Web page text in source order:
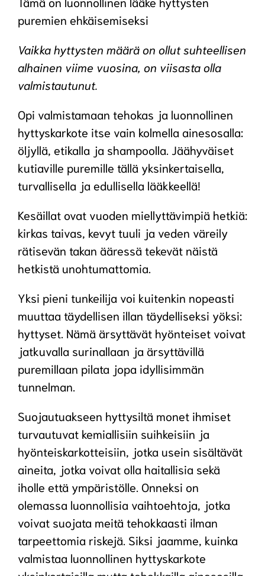
puremien ehkäisemiseksi
Vaikka hyttysten määrä on ollut suhteellisen
alhainen viime vuosina, on viisasta olla
valmistautunut.
Opi valmistamaan tehokas ja luonnollinen
hyttyskarkote itse vain kolmella ainesosalla:
öljyllä, etikalla ja shampoolla. Jäähyväiset
kutiaville puremille tällä yksinkertaisella,
turvallisella ja edullisella lääkkeellä!
Kesäillat ovat vuoden miellyttävimpiä hetkiä:
kirkas taivas, kevyt tuuli ja veden väreily
rätisevän takan ääressä tekevät näistä
hetkistä unohtumattomia.
Yksi pieni tunkeilija voi kuitenkin nopeasti
muuttaa täydellisen illan täydelliseksi yöksi:
hyttyset. Nämä ärsyttävät hyönteiset voivat
jatkuvalla surinallaan ja ärsyttävillä
puremillaan pilata jopa idyllisimmän
tunnelman.
Suojautuakseen hyttysiltä monet ihmiset
turvautuvat kemiallisiin suihkeisiin ja
hyönteiskarkotteisiin, jotka usein sisältävät
aineita, jotka voivat olla haitallisia sekä
iholle että ympäristölle. Onneksi on
olemassa luonnollisia vaihtoehtoja, jotka
voivat suojata meitä tehokkaasti ilman
tarpeettomia riskejä. Siksi jaamme, kuinka
valmistaa luonnollinen hyttyskarkote